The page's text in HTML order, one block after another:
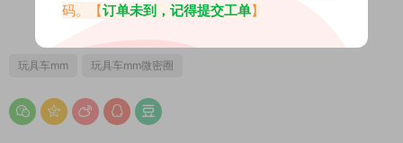
1 0
玩具车mm 玩具车mm微密圈
码。【订单未到，记得提交工单】